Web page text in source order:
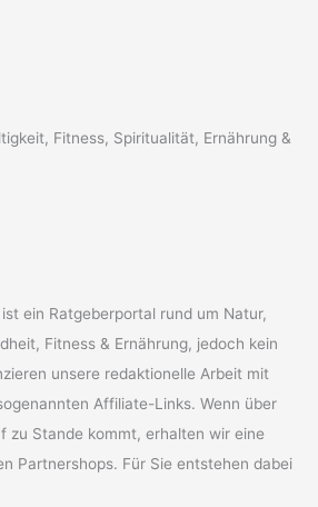
Fitness, Spiritualität, Ernährung &
ein Ratgeberportal rund um Natur,
Fitness & Ernährung, jedoch kein
unsere redaktionelle Arbeit mit
Affiliate-Links. Wenn über
zu Stande kommt, erhalten wir eine
Partnershops. Für Sie entstehen dabei